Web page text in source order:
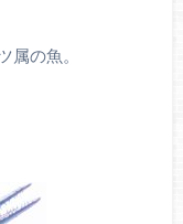
属の魚。